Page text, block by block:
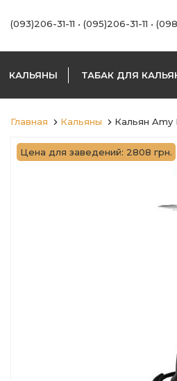
(093)206-31-11 • (095)206-31-11 •
КАЛЬЯНЫ ТАБАК ДЛЯ
Главная Кальяны Кальян Amy
Цена для заведений: 2808 грн.